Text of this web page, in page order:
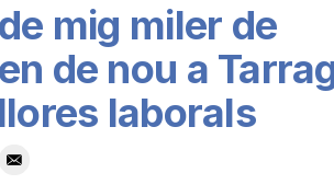
mig miler de
de nou a
laborals